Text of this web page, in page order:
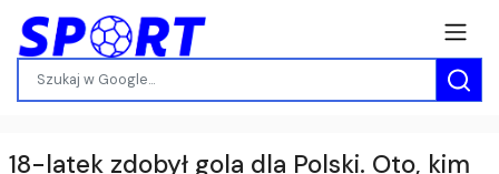
18-latek zdobył gola dla Polski. Oto, kim